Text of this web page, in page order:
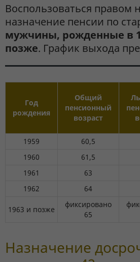
Воспользоваться правом
назначение пенсии по
мужчины, рожденные в
позже. График выхода
Год
рождения
Общий
пенсионный
возраст
1959
60,5
1960
61,5
1961
63
1962
64
1963 и позже
фиксировано
65
Назначение